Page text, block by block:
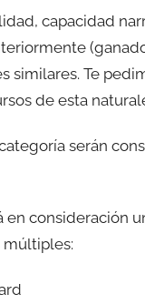
capacidad
similares. Te
de esta
serán
en consideración
múltiples: